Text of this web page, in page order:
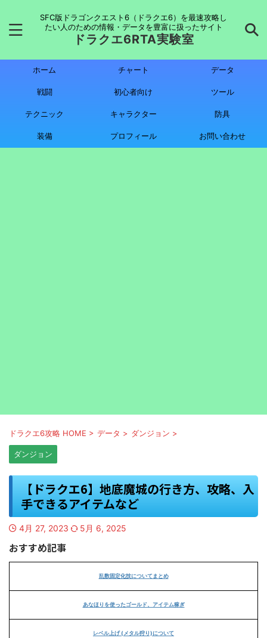
SFC版ドラゴンクエスト6（ドラクエ6）を最速攻略し
たい人のための情報・データを豊富に扱ったサイト
ドラクエ6RTA実験室
ホーム チャート データ
戦闘 初心者向け ツール
テクニック キャラクター 防具
装備 プロフィール お問い合わせ
ドラクエ6攻略 HOME > データ > ダンジョン >
ダンジョン
【ドラクエ6】地底魔城の行き方、攻略、入
手できるアイテムなど
4月 27, 2023 5月 6, 2025
おすすめ記事
乱数固定化技についてまとめ
あなほりを使ったゴールド、アイテム稼ぎ
レベル上げ (メタル狩り)について